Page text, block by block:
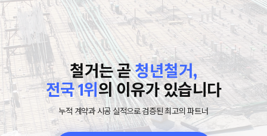
철거는 곧청년철거,
전국 1위의 이유가 있습니다
누적 계약과 시공 실적으로 검증된 최고의 파트너